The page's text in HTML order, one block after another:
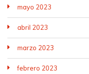
mayo 2023
abril 2023
marzo 2023
febrero 2023